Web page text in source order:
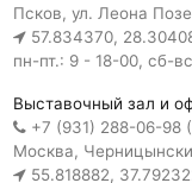
Псков, ул. Леона
57.834370,
пн-пт.: 9 - 18-00, сб-
Выставочный зал и
+7 (931) 288-06-98
Москва,
55.818882,